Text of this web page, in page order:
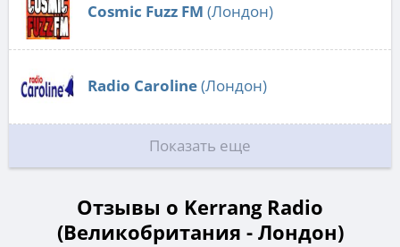
Cosmic Fuzz FM (Лондон)
Radio Caroline(Лондон)
Показать еще
Отзывы о Kerrang Radio
(Великобритания - Лондон)